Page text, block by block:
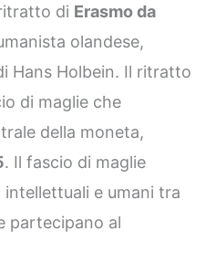
di Erasmo da
olandese,
Hans Holbein. Il ritratto
di maglie che
della moneta,
. Il fascio di maglie
e umani tra
partecipano al